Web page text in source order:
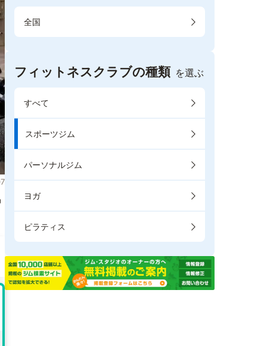
全国
フィットネスクラブの種類 を選ぶ
すべて
スポーツジム
パーソナルジム
ヨガ
ピラティス